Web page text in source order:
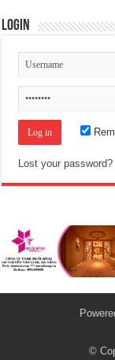
Login
Lost your password?
©